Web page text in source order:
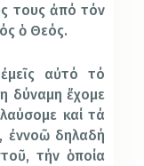
τους ἀπό τόν
ὁ Θεός.
αὐτό τό
δύναμη ἔχομε
καί τά
ἐννοῶ δηλαδή
τήν ὁποία